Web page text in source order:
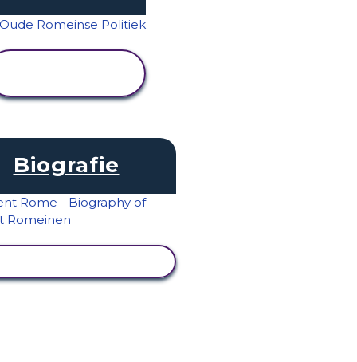
Biografie